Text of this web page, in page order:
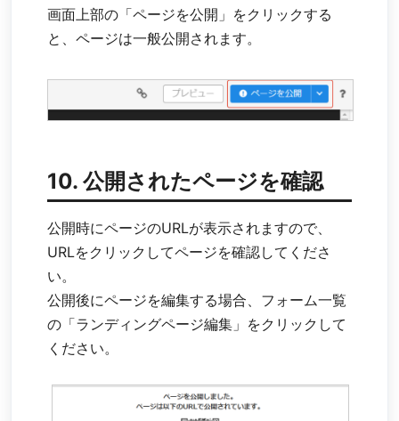
画面上部の「ページを公開」をクリックする
と、ページは一般公開されます。
10. 公開されたページを確認
公開時にページのURLが表示されますので、
URLをクリックしてページを確認してくださ
い。
公開後にページを編集する場合、フォーム一覧
の「ランディングページ編集」をクリックして
ください。